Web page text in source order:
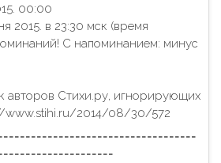
00:00
2015. в 23:30 мск (время
С напоминанием: минус
авторов Стихи.ру, игнорирующих
www.stihi.ru/2014/08/30/572